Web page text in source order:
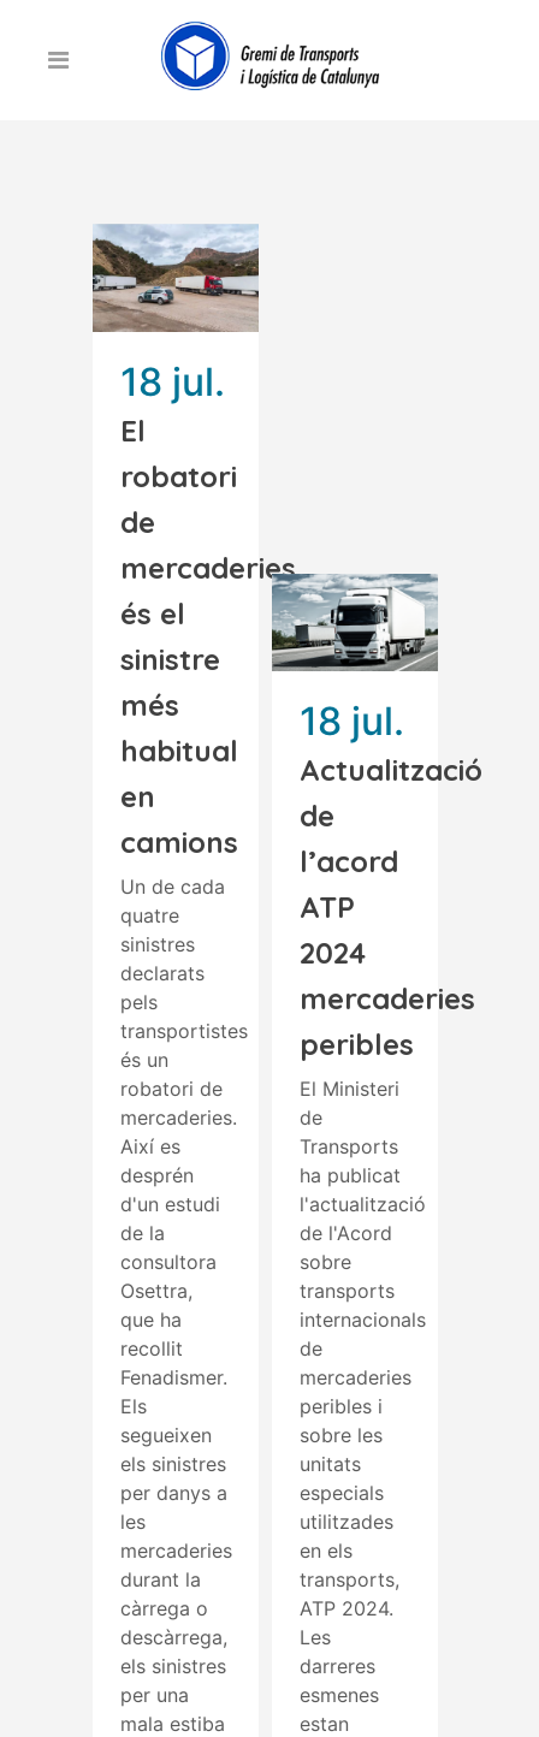
18 jul.
El
robatori
de
mercaderies
és el
sinistre
més
habitual
en
camions
Un de cada
quatre
sinistres
declarats
pels
transportistes
és un
robatori de
mercaderies.
Així es
desprén
d'un estudi
de la
consultora
Osettra,
que ha
recollit
Fenadismer.
Els
segueixen
els sinistres
per danys a
les
mercaderies
durant la
càrrega o
descàrrega,
els sinistres
per una
mala estiba
18 jul.
Actualització
de
l’acord
ATP
2024
mercaderies
peribles
El Ministeri
de
Transports
ha publicat
l'actualització
de l'Acord
sobre
transports
internacionals
de
mercaderies
peribles i
sobre les
unitats
especials
utilitzades
en els
transports,
ATP 2024.
Les
darreres
esmenes
estan